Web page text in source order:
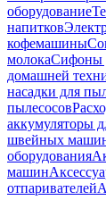
оборудование
напитков
кофемашины
молокаСифоны
домашней
насадки для
пылесосов
аккумуляторы
швейных
оборудования
машин
отпаривателей